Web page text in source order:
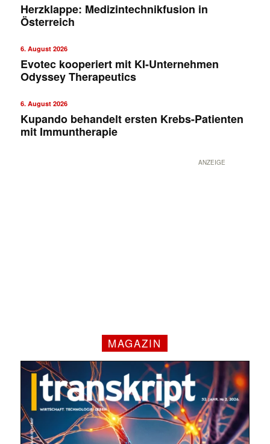
Herzklappe: Medizintechnikfusion in
Österreich
6. August 2026
Evotec kooperiert mit KI-Unternehmen
Odyssey Therapeutics
6. August 2026
Kupando behandelt ersten Krebs-Patienten
mit Immuntherapie
ANZEIGE
MAGAZIN